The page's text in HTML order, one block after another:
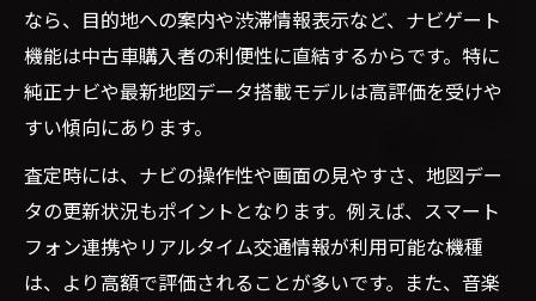
なら、目的地への案内や渋滞情報表示など、ナビゲート
機能は中古車購入者の利便性に直結するからです。特に
純正ナビや最新地図データ搭載モデルは高評価を受けや
すい傾向にあります。
査定時には、ナビの操作性や画面の見やすさ、地図デー
タの更新状況もポイントとなります。例えば、スマート
フォン連携やリアルタイム交通情報が利用可能な機種
は、より高額で評価されることが多いです。また、音楽